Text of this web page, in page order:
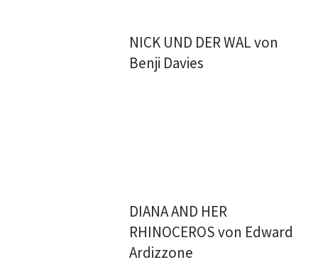
NICK UND DER WAL von
Benji Davies
DIANA AND HER
RHINOCEROS von Edward
Ardizzone